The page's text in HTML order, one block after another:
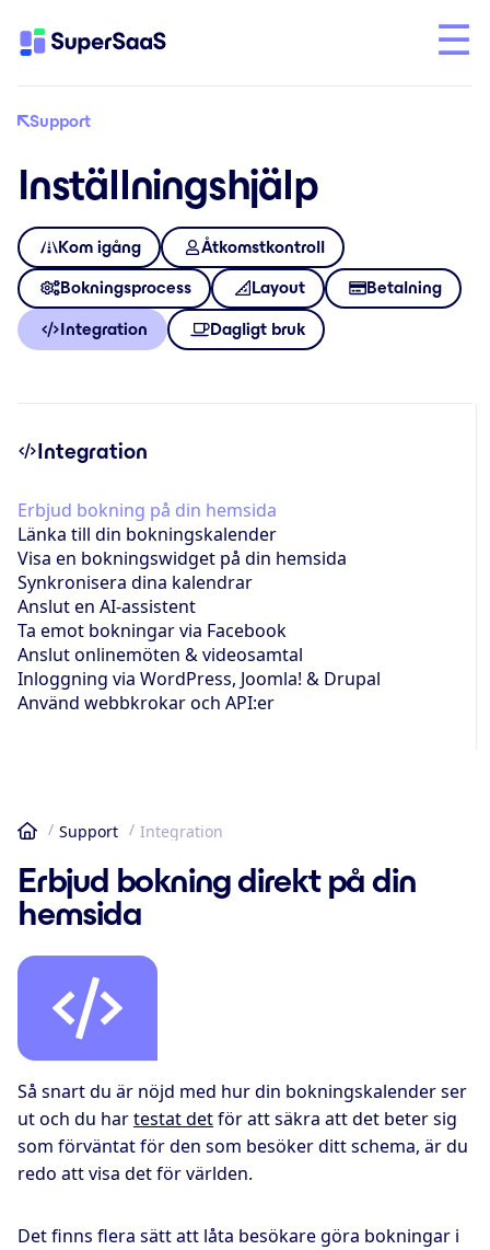
Support
Inställningshjälp
Kom igång Åtkomstkontroll
Bokningsprocess Layout Betalning
Integration Dagligt bruk
Integration
Erbjud bokning på din hemsida
Länka till din bokningskalender
Visa en bokningswidget på din hemsida
Synkronisera dina kalendrar
Anslut en AI-assistent
Ta emot bokningar via Facebook
Anslut onlinemöten & videosamtal
Inloggning via WordPress, Joomla! & Drupal
Använd webbkrokar och API:er
HemSupport Integration
Erbjud bokning direkt på din
hemsida
Så snart du är nöjd med hur din bokningskalender ser
ut och du hartestat detför att säkra att det beter sig
som förväntat för den som besöker ditt schema, är du
redo att visa det för världen.
Det finns flera sätt att låta besökare göra bokningar i